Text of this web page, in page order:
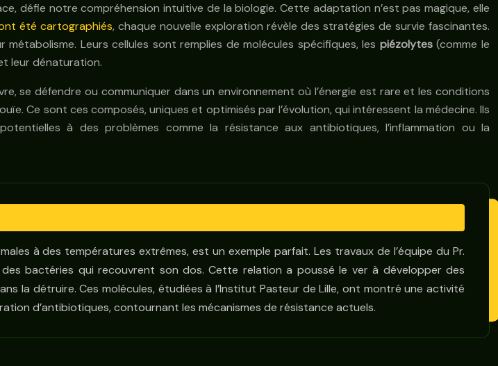
défie notre compréhension intuitive de la biologie. Cette adaptation n’est pas magique, elle
été cartographiés, chaque nouvelle exploration révèle des stratégies de survie fascinantes.
Leurs cellules sont remplies de molécules spécifiques, les piézolytes(comme le
leur dénaturation.
se défendre ou communiquer dans un environnement où l’énergie est rare et les conditions
Ce sont ces composés, uniques et optimisés par l’évolution, qui intéressent la médecine. Ils
à des problèmes comme la résistance aux antibiotiques, l’inflammation ou la
à des températures extrêmes, est un exemple parfait. Les travaux de l’équipe du Pr.
bactéries qui recouvrent son dos. Cette relation a poussé le ver à développer des
la détruire. Ces molécules, étudiées à l’Institut Pasteur de Lille, ont montré une activité
d’antibiotiques, contournant les mécanismes de résistance actuels.